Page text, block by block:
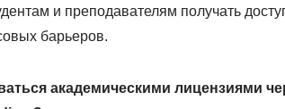
и преподавателям получать
барьеров.
академическими лицензиями